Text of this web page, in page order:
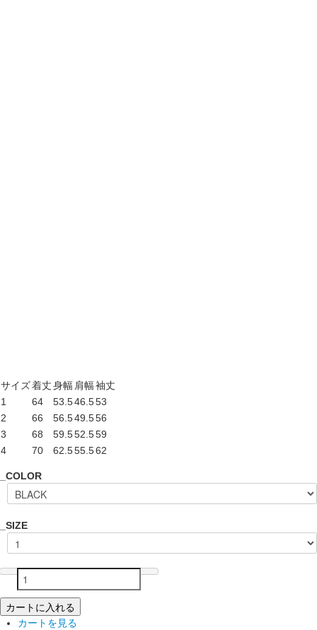
サイズ着丈身幅 肩幅袖丈
1
64 53.546.553
2
66 56.549.556
3
68 59.552.559
4
70 62.555.562
_COLOR
_SIZE
カートに入れる
カートを見る